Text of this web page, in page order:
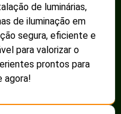
de luminárias,
de iluminação em
segura, eficiente e
para valorizar o
prontos para
agora!